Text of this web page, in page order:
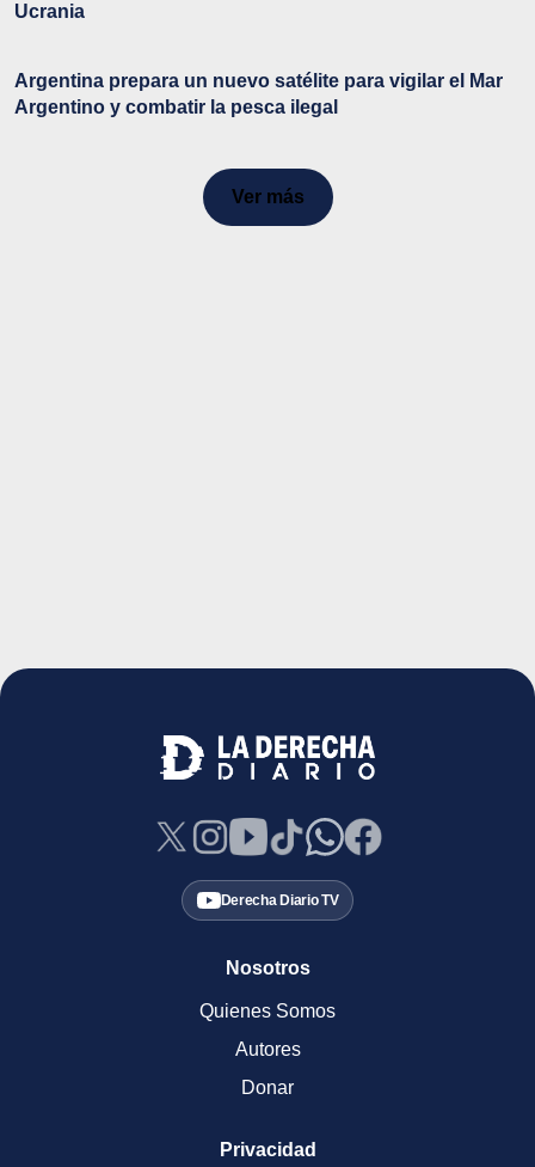
Ucrania
Argentina prepara un nuevo satélite para vigilar el Mar
Argentino y combatir la pesca ilegal
Ver más
Derecha Diario TV
Nosotros
Quienes Somos
Autores
Donar
Privacidad